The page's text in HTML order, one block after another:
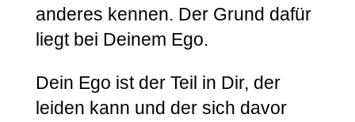
anderes kennen. Der Grund dafür
liegt bei Deinem Ego.
Dein Ego ist der Teil in Dir, der
leiden kann und der sich davor